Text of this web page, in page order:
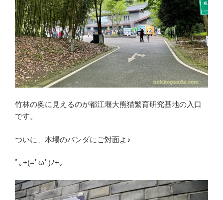
竹林の奥に見えるのが都江堰大熊猫繁育研究基地の入口
です。
ついに、本場のパンダにご対面よ♪
ﾟ｡+(=ﾟωﾟ)ﾉ+｡